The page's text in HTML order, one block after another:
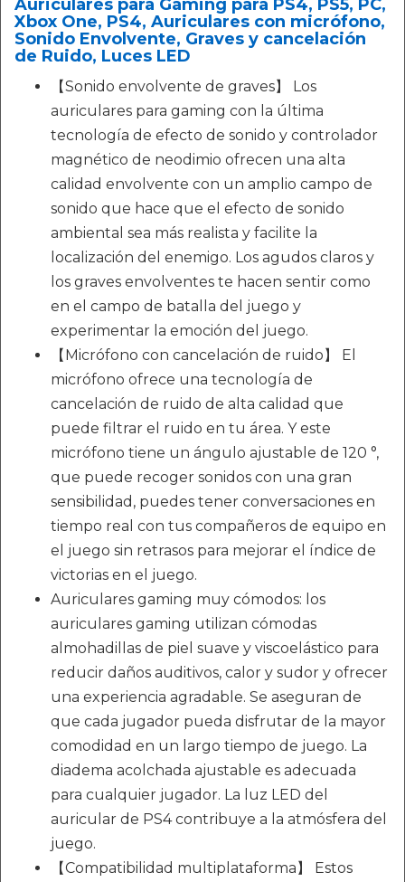
Auriculares para Gaming para PS4, PS5, PC,
Xbox One, PS4, Auriculares con micrófono,
Sonido Envolvente, Graves y cancelación
de Ruido, Luces LED
【Sonido envolvente de graves】 Los
auriculares para gaming con la última
tecnología de efecto de sonido y controlador
magnético de neodimio ofrecen una alta
calidad envolvente con un amplio campo de
sonido que hace que el efecto de sonido
ambiental sea más realista y facilite la
localización del enemigo. Los agudos claros y
los graves envolventes te hacen sentir como
en el campo de batalla del juego y
experimentar la emoción del juego.
【Micrófono con cancelación de ruido】 El
micrófono ofrece una tecnología de
cancelación de ruido de alta calidad que
puede filtrar el ruido en tu área. Y este
micrófono tiene un ángulo ajustable de 120 °,
que puede recoger sonidos con una gran
sensibilidad, puedes tener conversaciones en
tiempo real con tus compañeros de equipo en
el juego sin retrasos para mejorar el índice de
victorias en el juego.
Auriculares gaming muy cómodos: los
auriculares gaming utilizan cómodas
almohadillas de piel suave y viscoelástico para
reducir daños auditivos, calor y sudor y ofrecer
una experiencia agradable. Se aseguran de
que cada jugador pueda disfrutar de la mayor
comodidad en un largo tiempo de juego. La
diadema acolchada ajustable es adecuada
para cualquier jugador. La luz LED del
auricular de PS4 contribuye a la atmósfera del
juego.
【Compatibilidad multiplataforma】 Estos